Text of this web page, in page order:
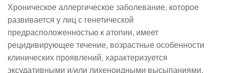
Хроническое аллергическое заболевание, которое
развивается у лиц с генетической
предрасположенностью к атопии, имеет
рецидивирующее течение, возрастные особенности
клинических проявлений, характеризуется
эксудативными и/или лихеноидными высыпаниями,